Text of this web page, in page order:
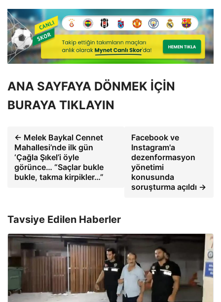
ANA SAYFAYA DÖNMEK İÇİN
BURAYA TIKLAYIN
← Melek Baykal Cennet
Mahallesi’nde ilk gün
‘Çağla Şıkel’i öyle
görünce… “Saçlar bukle
bukle, takma kirpikler…”
Facebook ve
Instagram'a
dezenformasyon
yönetimi
konusunda
soruşturma açıldı →
Tavsiye Edilen Haberler